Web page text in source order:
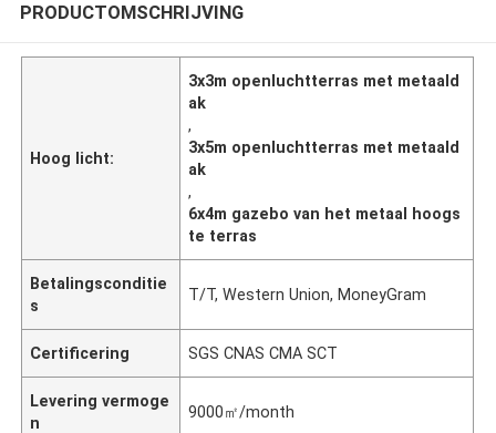
PRODUCTOMSCHRIJVING
Hoog licht:
3x3m openluchtterras met metaald
ak
,
3x5m openluchtterras met metaald
ak
,
6x4m gazebo van het metaal hoogs
te terras
Betalingsconditie
s
T/T, Western Union, MoneyGram
Certificering SGS CNAS CMA SCT
Levering vermoge
n
9000㎡/month